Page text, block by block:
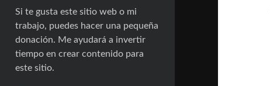
Si te gusta este sitio web o mi
trabajo, puedes hacer una pequeña
donación. Me ayudará a invertir
tiempo en crear contenido para
este sitio.